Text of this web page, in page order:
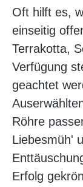
Oft hilft es,
einseitig
Terrakotta,
Verfügung
geachtet
Röhre
Liebesmüh'
Erfolg